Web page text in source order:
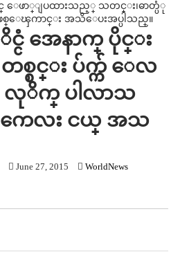
ေဖာ္ျပထားသည့္ သတင္း၊ဓာတ္ပံု
ဖစ္ေၾကာင္း အသိေပးအပ္ပါသည္။
အေနာက္ ပိုင္း
စ္စင္း ပ်က္က် ေလ
လုိက္ ပါလာသ
ေလး ငယ္ အသ
June 27, 2015 WorldNews